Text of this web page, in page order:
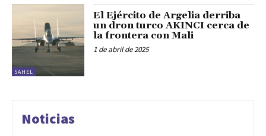
SAHEL
El Ejército de Argelia derriba
un dron turco AKINCI cerca de
la frontera con Mali
1 de abril de 2025
Noticias